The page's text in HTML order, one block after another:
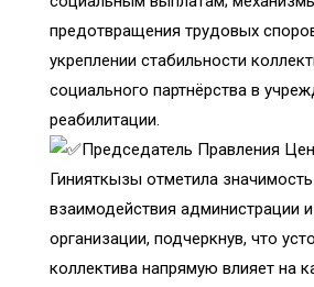
предотвращения трудовых
укреплении стабильности
социального партнёрства в
реабилитации.
Председатель Правления
Гинияткызы отметила
взаимодействия администрации
организации, подчеркнув, что
коллектива напрямую влияет на